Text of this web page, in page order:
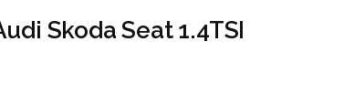
Skoda Seat 1.4TSI